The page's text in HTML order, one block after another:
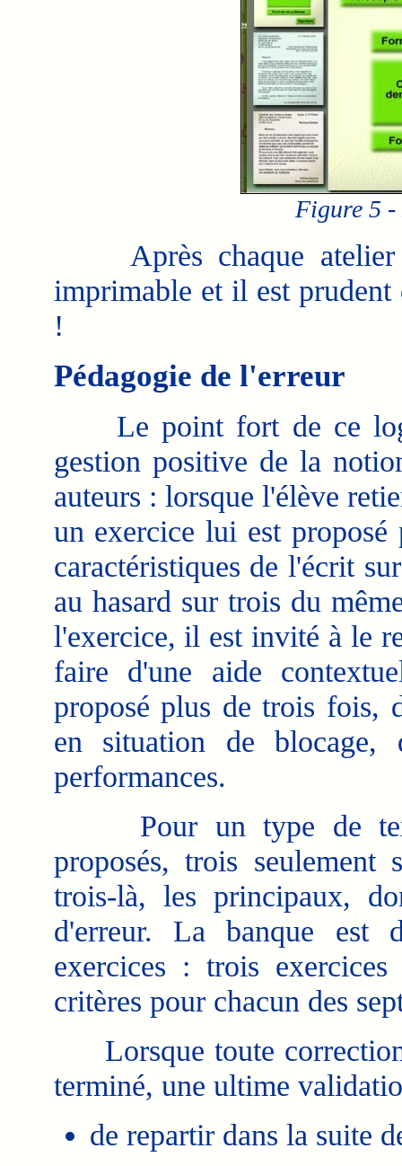
Figure 5 -
Après chaque atelier
imprimable et il est prudent
!
Pédagogie de l'erreur
Le point fort de ce
gestion positive de la
auteurs : lorsque l'élève
un exercice lui est proposé
caractéristiques de l'écrit
au hasard sur trois du
l'exercice, il est invité à le
faire d'une aide
proposé plus de trois fois,
en situation de
performances.
Pour un type de
proposés, trois
trois-là, les principaux,
d'erreur. La banque est
exercices : trois
critères pour chacun des
Lorsque toute correction
terminé, une ultime
de repartir dans la suite